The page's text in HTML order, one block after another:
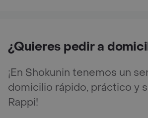
¿Quieres pedir a
¡En Shokunin tenemos un
domicilio rápido, práctico y
Rappi!